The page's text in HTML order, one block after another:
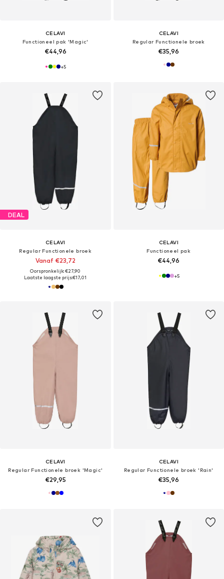
CELAVI
Functioneel pak 'Magic'
€44,96
+5
CELAVI
Regular Functionele broek
€35,96
DEAL
CELAVI
Regular Functionele broek
Vanaf €23,72
Oorspronkelijk: €27,90
Laatste laagste prijs:€17,01
CELAVI
Functioneel pak
€44,96
+5
CELAVI
Regular Functionele broek 'Magic'
€29,95
CELAVI
Regular Functionele broek 'Rain'
€35,96